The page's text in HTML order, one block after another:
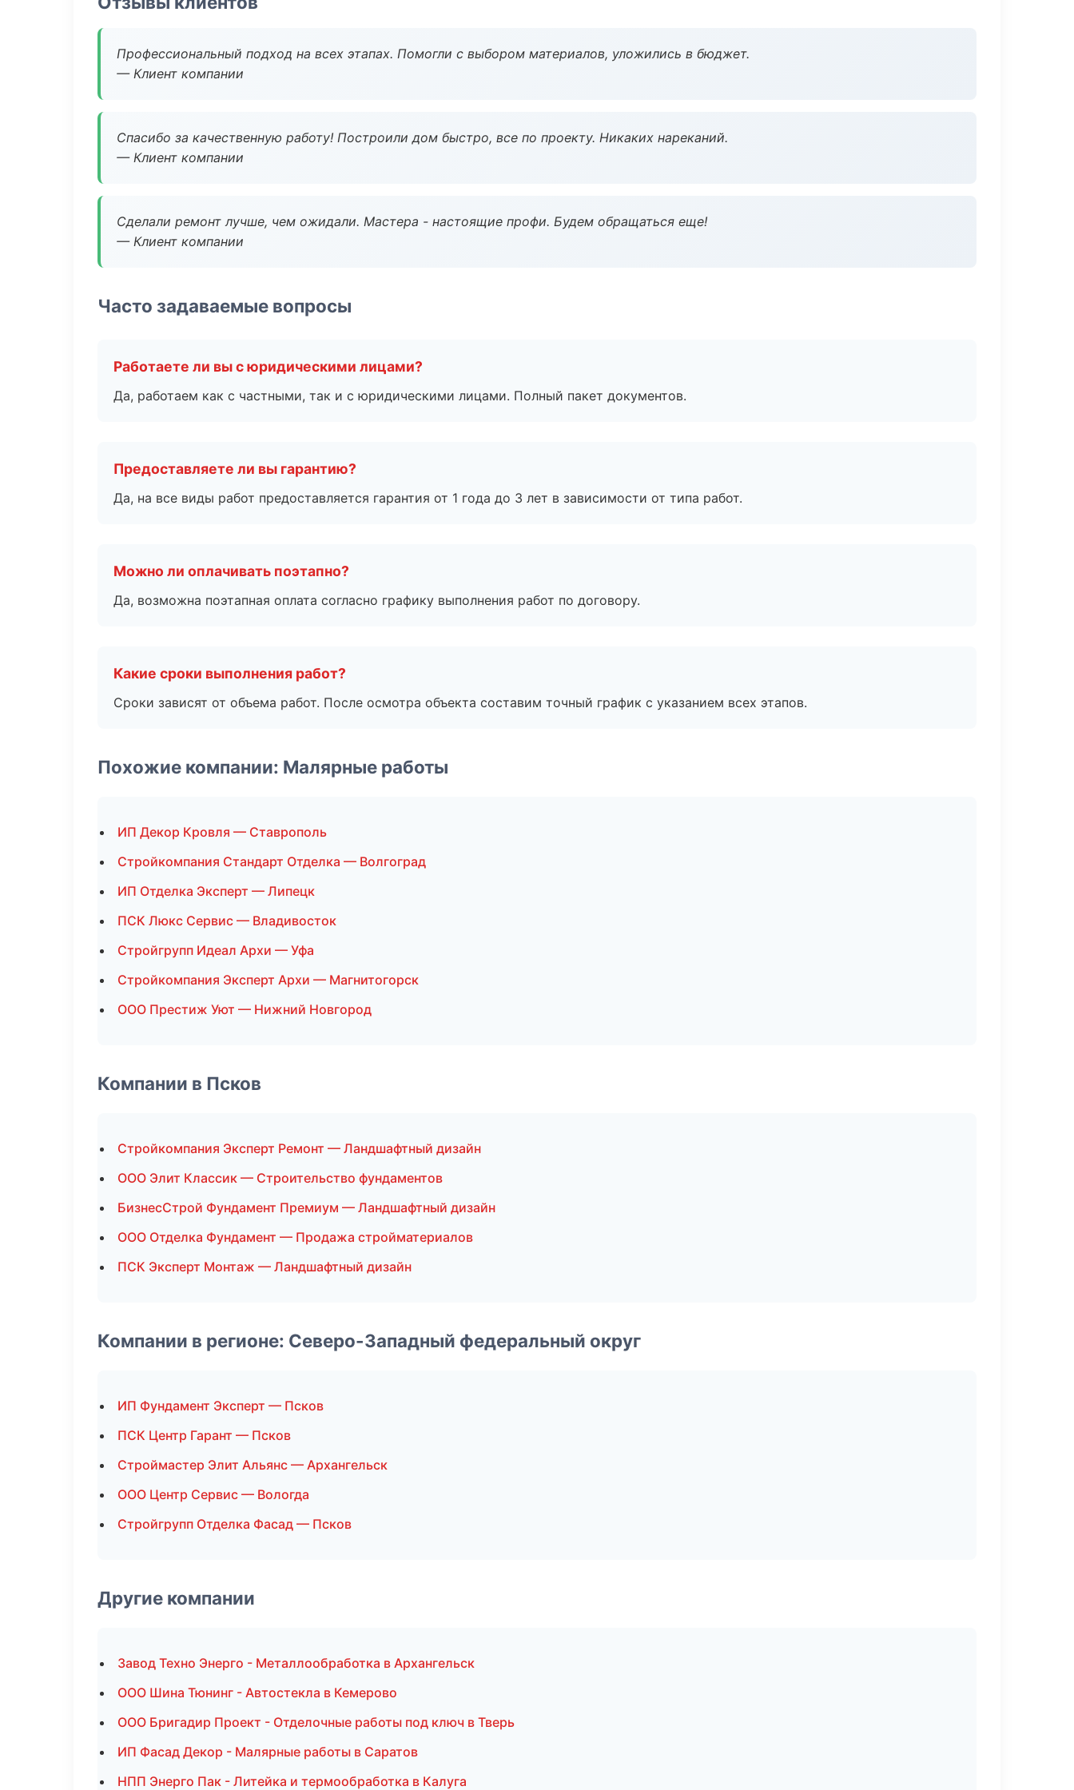
Профессиональный подход на всех этапах. Помогли с выбором материалов, уложились в бюджет.
— Клиент компании
Спасибо за качественную работу! Построили дом быстро, все по проекту. Никаких нареканий.
— Клиент компании
Сделали ремонт лучше, чем ожидали. Мастера - настоящие профи. Будем обращаться еще!
— Клиент компании
Часто задаваемые вопросы
Работаете ли вы с юридическими лицами?
Да, работаем как с частными, так и с юридическими лицами. Полный пакет документов.
Предоставляете ли вы гарантию?
Да, на все виды работ предоставляется гарантия от 1 года до 3 лет в зависимости от типа работ.
Можно ли оплачивать поэтапно?
Да, возможна поэтапная оплата согласно графику выполнения работ по договору.
Какие сроки выполнения работ?
Сроки зависят от объема работ. После осмотра объекта составим точный график с указанием всех этапов.
Похожие компании: Малярные работы
ИП Декор Кровля — Ставрополь
Стройкомпания Стандарт Отделка — Волгоград
ИП Отделка Эксперт — Липецк
ПСК Люкс Сервис — Владивосток
Стройгрупп Идеал Архи — Уфа
Стройкомпания Эксперт Архи — Магнитогорск
ООО Престиж Уют — Нижний Новгород
Компании в Псков
Стройкомпания Эксперт Ремонт — Ландшафтный дизайн
ООО Элит Классик — Строительство фундаментов
БизнесСтрой Фундамент Премиум — Ландшафтный дизайн
ООО Отделка Фундамент — Продажа стройматериалов
ПСК Эксперт Монтаж — Ландшафтный дизайн
Компании в регионе: Северо-Западный федеральный округ
ИП Фундамент Эксперт — Псков
ПСК Центр Гарант — Псков
Строймастер Элит Альянс — Архангельск
ООО Центр Сервис — Вологда
Стройгрупп Отделка Фасад — Псков
Другие компании
Завод Техно Энерго - Металлообработка в Архангельск
ООО Шина Тюнинг - Автостекла в Кемерово
ООО Бригадир Проект - Отделочные работы под ключ в Тверь
ИП Фасад Декор - Малярные работы в Саратов
НПП Энерго Пак - Литейка и термообработка в Калуга